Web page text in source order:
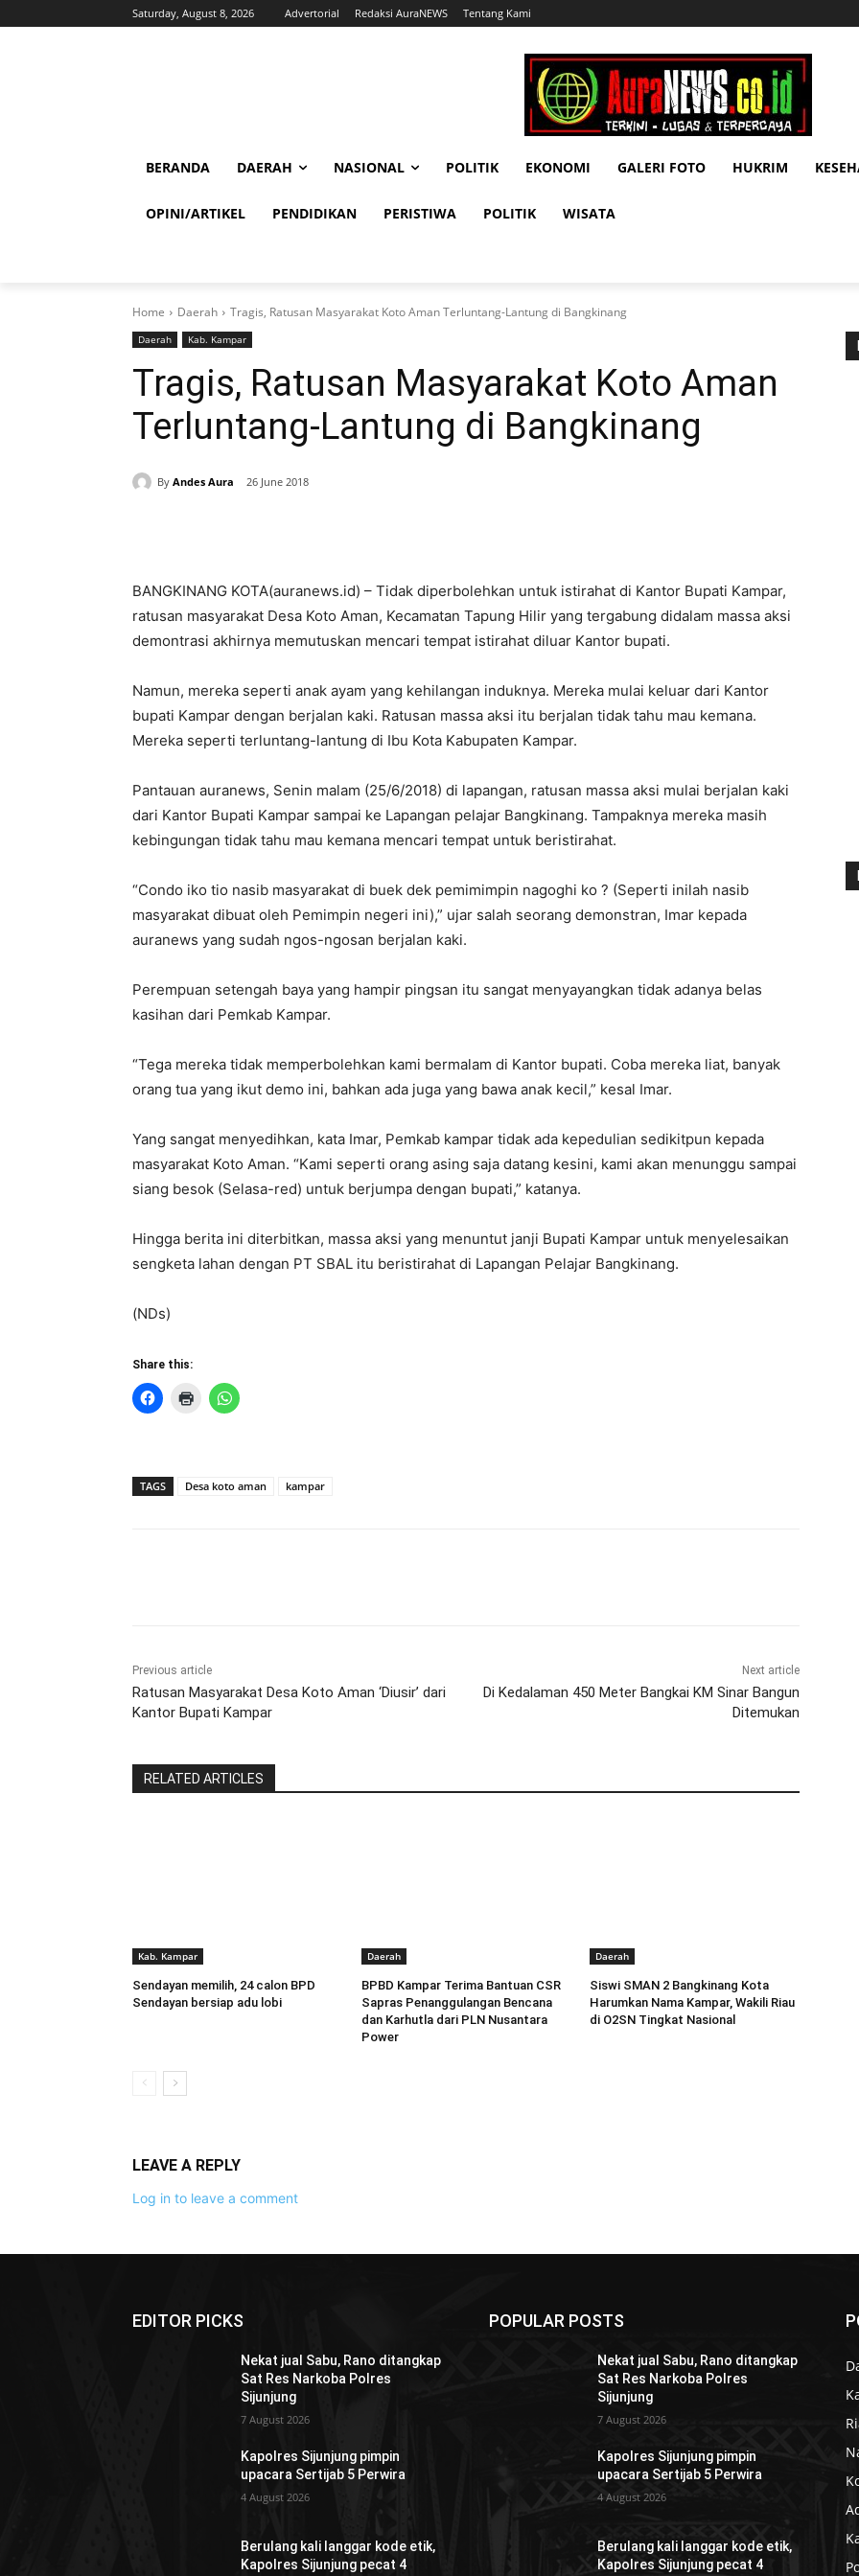
Saturday, August 8, 2026 Advertorial Redaksi AuraNEWS Tentang Kami
BERANDA DAERAH NASIONAL POLITIK EKONOMI GALERI FOTO HUKRIM
OPINI/ARTIKEL PENDIDIKAN PERISTIWA POLITIK WISATA
Home Daerah Tragis, Ratusan Masyarakat Koto Aman Terluntang-Lantung di Bangkinang
Daerah Kab. Kampar
Tragis, Ratusan Masyarakat Koto Aman
Terluntang-Lantung di Bangkinang
By Andes Aura 26 June 2018
BANGKINANG KOTA(auranews.id) – Tidak diperbolehkan untuk istirahat di Kantor Bupati Kampar,
ratusan masyarakat Desa Koto Aman, Kecamatan Tapung Hilir yang tergabung didalam massa aksi
demontrasi akhirnya memutuskan mencari tempat istirahat diluar Kantor bupati.
Namun, mereka seperti anak ayam yang kehilangan induknya. Mereka mulai keluar dari Kantor
bupati Kampar dengan berjalan kaki. Ratusan massa aksi itu berjalan tidak tahu mau kemana.
Mereka seperti terluntang-lantung di Ibu Kota Kabupaten Kampar.
Pantauan auranews, Senin malam (25/6/2018) di lapangan, ratusan massa aksi mulai berjalan kaki
dari Kantor Bupati Kampar sampai ke Lapangan pelajar Bangkinang. Tampaknya mereka masih
kebingungan tidak tahu mau kemana mencari tempat untuk beristirahat.
“Condo iko tio nasib masyarakat di buek dek pemimimpin nagoghi ko ? (Seperti inilah nasib
masyarakat dibuat oleh Pemimpin negeri ini),” ujar salah seorang demonstran, Imar kepada
auranews yang sudah ngos-ngosan berjalan kaki.
Perempuan setengah baya yang hampir pingsan itu sangat menyayangkan tidak adanya belas
kasihan dari Pemkab Kampar.
“Tega mereka tidak memperbolehkan kami bermalam di Kantor bupati. Coba mereka liat, banyak
orang tua yang ikut demo ini, bahkan ada juga yang bawa anak kecil,” kesal Imar.
Yang sangat menyedihkan, kata Imar, Pemkab kampar tidak ada kepedulian sedikitpun kepada
masyarakat Koto Aman. “Kami seperti orang asing saja datang kesini, kami akan menunggu sampai
siang besok (Selasa-red) untuk berjumpa dengan bupati,” katanya.
Hingga berita ini diterbitkan, massa aksi yang menuntut janji Bupati Kampar untuk menyelesaikan
sengketa lahan dengan PT SBAL itu beristirahat di Lapangan Pelajar Bangkinang.
(NDs)
Share this:
TAGS Desa koto aman kampar
Previous article
Ratusan Masyarakat Desa Koto Aman ‘Diusir’ dari
Kantor Bupati Kampar
Next article
Di Kedalaman 450 Meter Bangkai KM Sinar Bangun
Ditemukan
RELATED ARTICLES
Kab. Kampar
Sendayan memilih, 24 calon BPD
Sendayan bersiap adu lobi
Daerah
BPBD Kampar Terima Bantuan CSR
Sapras Penanggulangan Bencana
dan Karhutla dari PLN Nusantara
Power
Daerah
Siswi SMAN 2 Bangkinang Kota
Harumkan Nama Kampar, Wakili Riau
di O2SN Tingkat Nasional
LEAVE A REPLY
Log in to leave a comment
EDITOR PICKS
Nekat jual Sabu, Rano ditangkap
Sat Res Narkoba Polres
Sijunjung
7 August 2026
Kapolres Sijunjung pimpin
upacara Sertijab 5 Perwira
4 August 2026
Berulang kali langgar kode etik,
Kapolres Sijunjung pecat 4
POPULAR POSTS
Nekat jual Sabu, Rano ditangkap
Sat Res Narkoba Polres
Sijunjung
7 August 2026
Kapolres Sijunjung pimpin
upacara Sertijab 5 Perwira
4 August 2026
Berulang kali langgar kode etik,
Kapolres Sijunjung pecat 4